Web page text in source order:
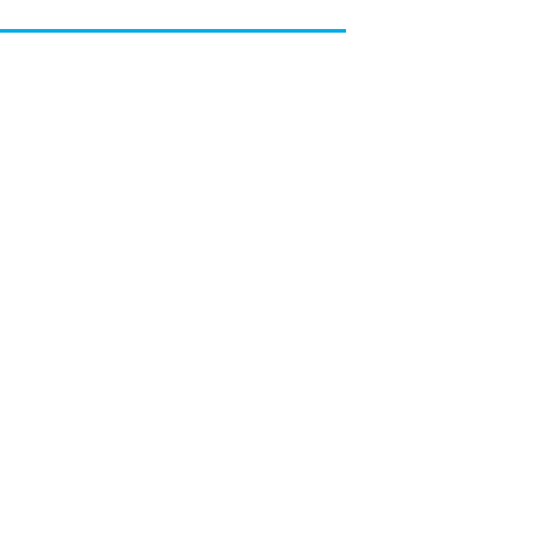
van de IND betrokken bij de
Aanleiding voor het
2013 de herziene
en regelgeving. Artikel
aanwijzingen van
klachten een element
gaan houden en waar hij
voor
vormgegeven. De
betreffende
in welke gevallen
het medisch onderzoek
een asielverzoek.